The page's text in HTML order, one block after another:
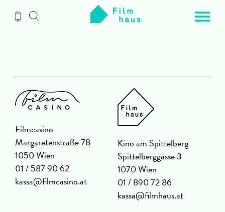
Inhalt
Filmcasino
Margaretenstraße 78
1050 Wien
01 / 587 90 62
kassa@filmcasino.at
Kino am Spittelberg
Spittelberggasse 3
1070 Wien
01 / 890 72 86
kassa@filmhaus.at